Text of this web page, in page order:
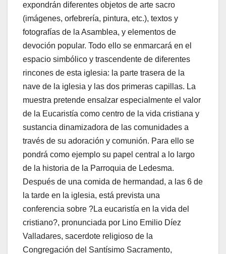
expondrán diferentes objetos de arte sacro
(imágenes, orfebrería, pintura, etc.), textos y
fotografías de la Asamblea, y elementos de
devoción popular. Todo ello se enmarcará en el
espacio simbólico y trascendente de diferentes
rincones de esta iglesia: la parte trasera de la
nave de la iglesia y las dos primeras capillas. La
muestra pretende ensalzar especialmente el valor
de la Eucaristía como centro de la vida cristiana y
sustancia dinamizadora de las comunidades a
través de su adoración y comunión. Para ello se
pondrá como ejemplo su papel central a lo largo
de la historia de la Parroquia de Ledesma.
Después de una comida de hermandad, a las 6 de
la tarde en la iglesia, está prevista una
conferencia sobre ?La eucaristía en la vida del
cristiano?, pronunciada por Lino Emilio Díez
Valladares, sacerdote religioso de la
Congregación del Santísimo Sacramento,